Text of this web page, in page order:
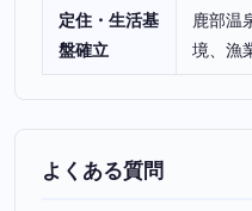
定住・生活基
盤確立
鹿部温
境、漁
よくある質問